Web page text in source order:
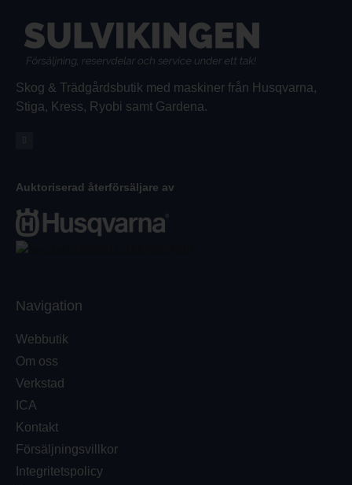
Skog & Trädgårdsbutik med maskiner från Husqvarna,
Stiga, Kress, Ryobi samt Gardena.
Auktoriserad återförsäljare av
Navigation
Webbutik
Om oss
Verkstad
ICA
Kontakt
Försäljningsvillkor
Integritetspolicy